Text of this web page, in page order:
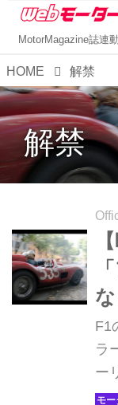
MotorMagazine誌連
HOME 解禁
解禁
F1
ラ
ー
公